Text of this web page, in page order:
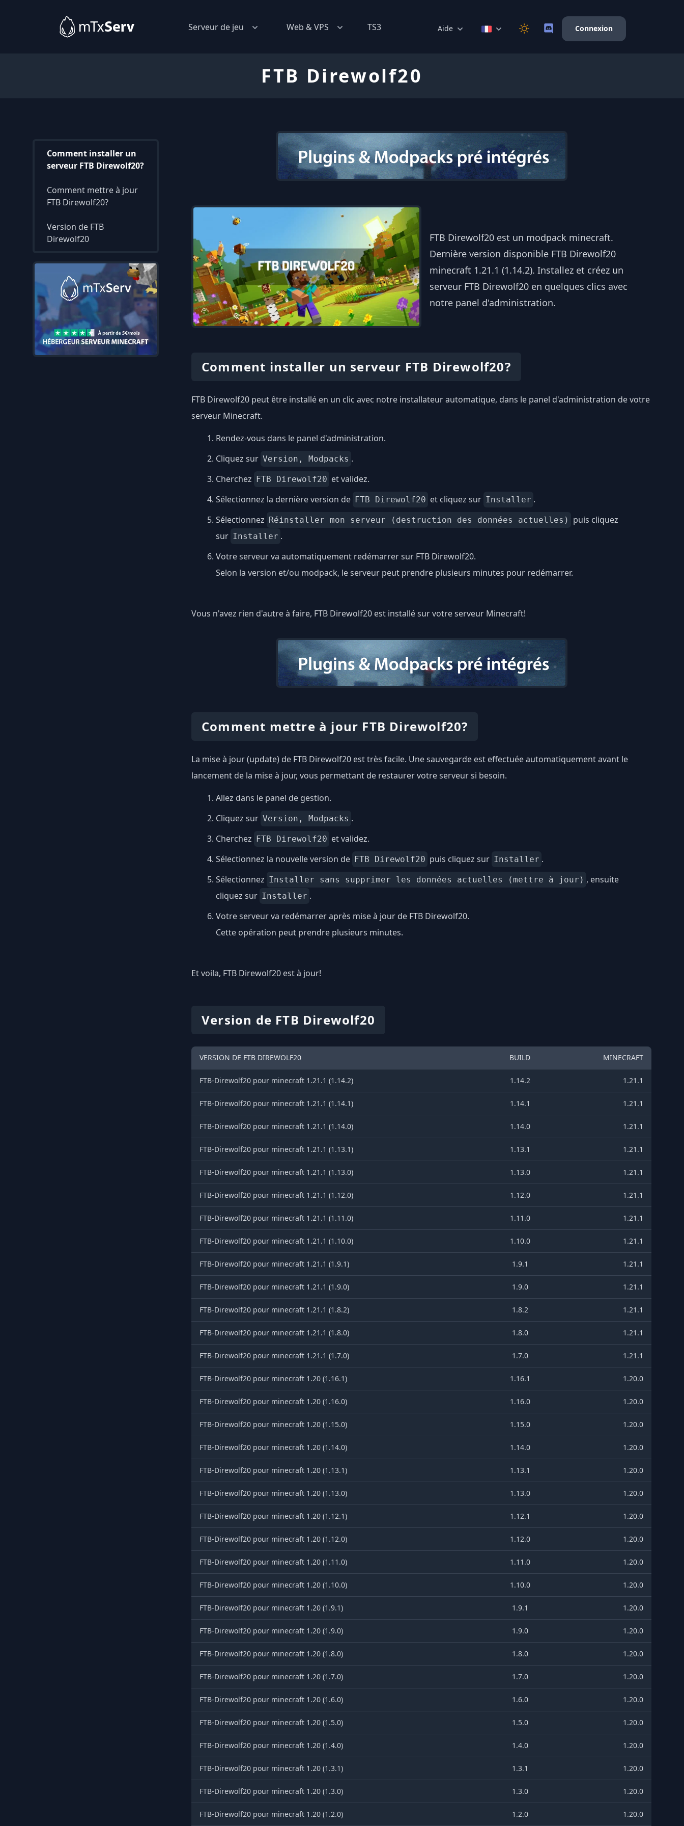
Serveur de jeu Web & VPS TS3 Aide Connexion
FTB Direwolf20
Comment installer un
serveur FTB Direwolf20?
Comment mettre à jour
FTB Direwolf20?
Version de FTB
Direwolf20
FTB Direwolf20 est un modpack minecraft.
Dernière version disponible FTB Direwolf20
minecraft 1.21.1 (1.14.2). Installez et créez un
serveur FTB Direwolf20 en quelques clics avec
notre panel d'administration.
Comment installer un serveur FTB Direwolf20?
FTB Direwolf20 peut être installé en un clic avec notre installateur automatique, dans le panel d'administration de votre
serveur Minecraft.
Rendez-vous dans le panel d'administration.
Cliquez sur Version, Modpacks .
Cherchez
FTB Direwolf20 et validez.
Sélectionnez la dernière version de FTB Direwolf20 et cliquez sur Installer .
Sélectionnez Réinstaller mon serveur (destruction des données actuelles)
puis cliquez
sur Installer .
Votre serveur va automatiquement redémarrer sur FTB Direwolf20.
Selon la version et/ou modpack, le serveur peut prendre plusieurs minutes pour redémarrer.
Vous n'avez rien d'autre à faire, FTB Direwolf20 est installé sur votre serveur Minecraft!
Comment mettre à jour FTB Direwolf20?
La mise à jour (update) de FTB Direwolf20 est très facile. Une sauvegarde est effectuée automatiquement avant le
lancement de la mise à jour, vous permettant de restaurer votre serveur si besoin.
Allez dans le panel de gestion.
Cliquez sur Version, Modpacks .
Cherchez
FTB Direwolf20 et validez.
Sélectionnez la nouvelle version de FTB Direwolf20 puis cliquez sur Installer .
Sélectionnez Installer sans supprimer les données actuelles (mettre à jour) , ensuite
cliquez sur Installer .
Votre serveur va redémarrer après mise à jour de FTB Direwolf20.
Cette opération peut prendre plusieurs minutes.
Et voila, FTB Direwolf20 est à jour!
Version de FTB Direwolf20
VERSION DE FTB DIREWOLF20 BUILD MINECRAFT
FTB-Direwolf20 pour minecraft 1.21.1 (1.14.2) 1.14.2 1.21.1
FTB-Direwolf20 pour minecraft 1.21.1 (1.14.1) 1.14.1 1.21.1
FTB-Direwolf20 pour minecraft 1.21.1 (1.14.0) 1.14.0 1.21.1
FTB-Direwolf20 pour minecraft 1.21.1 (1.13.1) 1.13.1 1.21.1
FTB-Direwolf20 pour minecraft 1.21.1 (1.13.0) 1.13.0 1.21.1
FTB-Direwolf20 pour minecraft 1.21.1 (1.12.0) 1.12.0 1.21.1
FTB-Direwolf20 pour minecraft 1.21.1 (1.11.0) 1.11.0 1.21.1
FTB-Direwolf20 pour minecraft 1.21.1 (1.10.0) 1.10.0 1.21.1
FTB-Direwolf20 pour minecraft 1.21.1 (1.9.1) 1.9.1 1.21.1
FTB-Direwolf20 pour minecraft 1.21.1 (1.9.0) 1.9.0 1.21.1
FTB-Direwolf20 pour minecraft 1.21.1 (1.8.2) 1.8.2 1.21.1
FTB-Direwolf20 pour minecraft 1.21.1 (1.8.0) 1.8.0 1.21.1
FTB-Direwolf20 pour minecraft 1.21.1 (1.7.0) 1.7.0 1.21.1
FTB-Direwolf20 pour minecraft 1.20 (1.16.1) 1.16.1 1.20.0
FTB-Direwolf20 pour minecraft 1.20 (1.16.0) 1.16.0 1.20.0
FTB-Direwolf20 pour minecraft 1.20 (1.15.0) 1.15.0 1.20.0
FTB-Direwolf20 pour minecraft 1.20 (1.14.0) 1.14.0 1.20.0
FTB-Direwolf20 pour minecraft 1.20 (1.13.1) 1.13.1 1.20.0
FTB-Direwolf20 pour minecraft 1.20 (1.13.0) 1.13.0 1.20.0
FTB-Direwolf20 pour minecraft 1.20 (1.12.1) 1.12.1 1.20.0
FTB-Direwolf20 pour minecraft 1.20 (1.12.0) 1.12.0 1.20.0
FTB-Direwolf20 pour minecraft 1.20 (1.11.0) 1.11.0 1.20.0
FTB-Direwolf20 pour minecraft 1.20 (1.10.0) 1.10.0 1.20.0
FTB-Direwolf20 pour minecraft 1.20 (1.9.1) 1.9.1 1.20.0
FTB-Direwolf20 pour minecraft 1.20 (1.9.0) 1.9.0 1.20.0
FTB-Direwolf20 pour minecraft 1.20 (1.8.0) 1.8.0 1.20.0
FTB-Direwolf20 pour minecraft 1.20 (1.7.0) 1.7.0 1.20.0
FTB-Direwolf20 pour minecraft 1.20 (1.6.0) 1.6.0 1.20.0
FTB-Direwolf20 pour minecraft 1.20 (1.5.0) 1.5.0 1.20.0
FTB-Direwolf20 pour minecraft 1.20 (1.4.0) 1.4.0 1.20.0
FTB-Direwolf20 pour minecraft 1.20 (1.3.1) 1.3.1 1.20.0
FTB-Direwolf20 pour minecraft 1.20 (1.3.0) 1.3.0 1.20.0
FTB-Direwolf20 pour minecraft 1.20 (1.2.0) 1.2.0 1.20.0